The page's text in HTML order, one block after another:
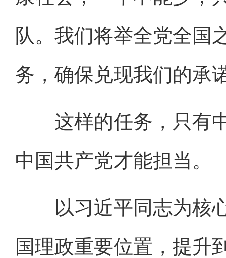
队。我们将举全党全国
务，确保兑现我们的承
这样的任务，只有中
中国共产党才能担当。
以习近平同志为核心
国理政重要位置，提升